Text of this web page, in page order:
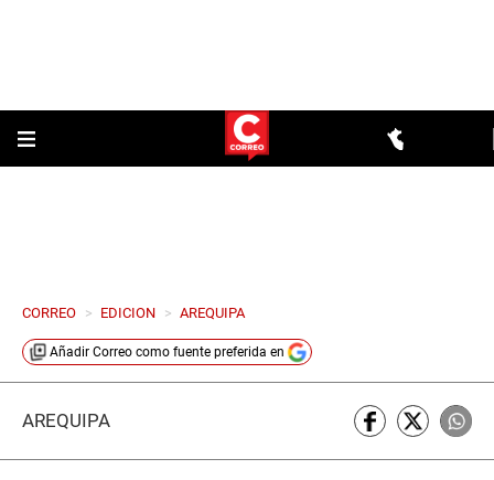
CORREO > EDICION > AREQUIPA
Añadir Correo como fuente preferida en
AREQUIPA